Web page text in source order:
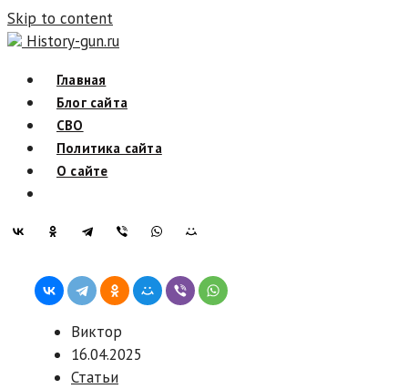
Skip to content
History-gun.ru
Главная
Блог сайта
СВО
Политика сайта
О сайте
Виктор
16.04.2025
Статьи